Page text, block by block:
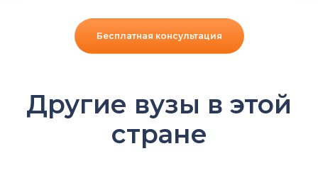
Бесплатная консультация
Другие вузы в этой
стране